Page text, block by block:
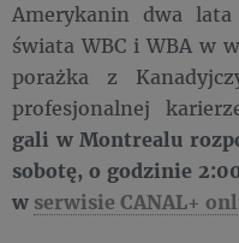
Amerykanin dwa
świata WBC i WBA w
porażka z
profesjonalnej
gali w Montrealu
sobotę, o godzinie
w serwisie CANAL+